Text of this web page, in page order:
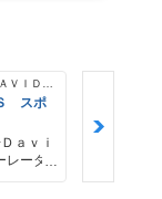
スポ
ａｖｉ
レーダ